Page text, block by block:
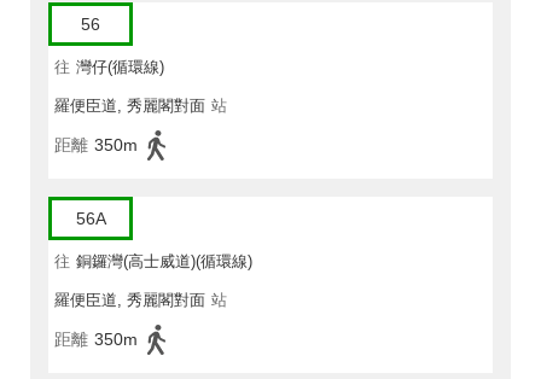
56
往 灣仔(循環線)
羅便臣道, 秀麗閣對面 站
距離 350m
56A
往 銅鑼灣(高士威道)(循環線)
羅便臣道, 秀麗閣對面 站
距離 350m